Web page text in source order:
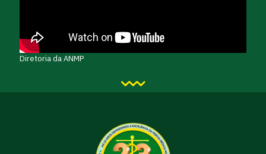
Diretoria da ANMP